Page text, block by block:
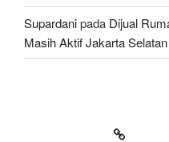
Supardanipada Dijual
Masih Aktif Jakarta Selatan
TANAH DIJUAL